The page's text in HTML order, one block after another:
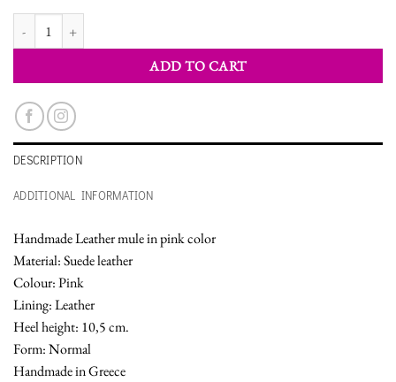
ADD TO CART
DESCRIPTION
ADDITIONAL INFORMATION
Handmade Leather mule in pink color
Material: Suede leather
Colour: Pink
Lining: Leather
Heel height: 10,5 cm.
Form: Normal
Handmade in Greece